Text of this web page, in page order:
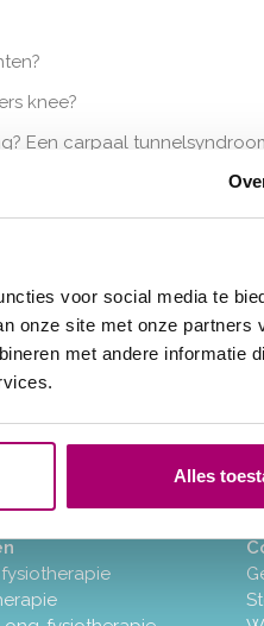
voor social media te
onze site met onze partners
met andere informatie
Alles
knee?
Een carpaal
of knie?
over